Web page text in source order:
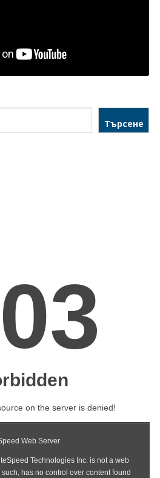
Търсене